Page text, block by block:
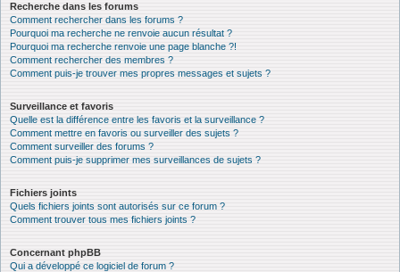
Recherche dans les forums
Comment rechercher dans les forums ?
Pourquoi ma recherche ne renvoie aucun résultat ?
Pourquoi ma recherche renvoie une page blanche ?!
Comment rechercher des membres ?
Comment puis-je trouver mes propres messages et sujets ?
Surveillance et favoris
Quelle est la différence entre les favoris et la surveillance ?
Comment mettre en favoris ou surveiller des sujets ?
Comment surveiller des forums ?
Comment puis-je supprimer mes surveillances de sujets ?
Fichiers joints
Quels fichiers joints sont autorisés sur ce forum ?
Comment trouver tous mes fichiers joints ?
Concernant phpBB
Qui a développé ce logiciel de forum ?